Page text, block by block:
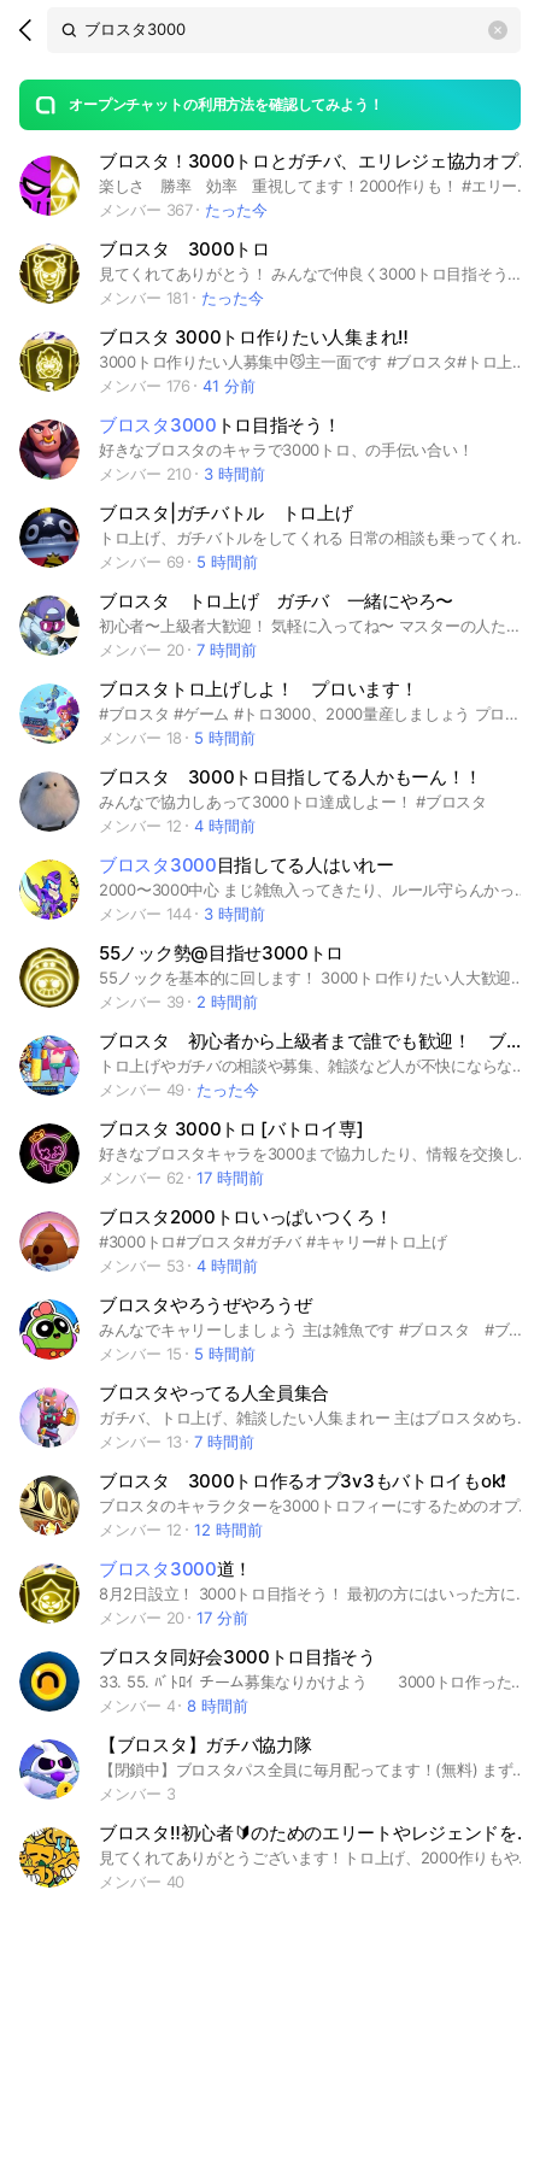
Search
OpenChats
messages
search
area
オープンチャットの利用方法を確認してみよう！
open
ブロスタ！3000トロとガチバ、エリレジェ協力オプだよ！（初心者大歓迎！）
楽しさ 勝率 効率 重視してます！2000作りも！ #エリート #レジェ #マスター #キャリー #トロ上げ #2000 #初心者 #ダイヤ #雑談 #宣伝 #2000トロ #1000トロ #ブロスタ #中級者 #上級者 #プロ #レジェ3 #レジェ1 #レジェ2 #エリ3 #中高生 #小学生 #高校生 #大学 #社会人 #野獣 #上手い #モーティス #無双 #3000 #3000トロ #ガチバトル #レジェンド #ブロンズ #ブロスタパス
メンバー 367
たった今
ブロスタ 3000トロ
見てくれてありがとう！ みんなで仲良く3000トロ目指そう！ なるべく2000トロ行ってて欲しいかも... 良かったらクラブにも入って欲しいでつ 6/29 オプ作成 7/23 100人突破
メンバー 181
たった今
ブロスタ 3000トロ作りたい人集まれ‼️
3000トロ作りたい人募集中😼主一面です #ブロスタ#トロ上げ#3000
メンバー 176
41 分前
ブロスタ3000 トロ目指そう！
好きなブロスタのキャラで3000トロ、の手伝い合い！
メンバー 210
3 時間前
ブロスタ|ガチバトル トロ上げ
トロ上げ、ガチバトルをしてくれる 日常の相談も乗ってくれる 初心者大歓迎 入ったらプロフをノートに貼ってね 友達とかにこのオプチャの宣伝してね 問題あったら呼んで #ブロスタ #ガチバトル #トロ上げ #初心者 #相談 #キャリー #エリート #レジェンド #マスター #ピック #ランク #チーム #フルパ #1000トロ #2000トロ #3000トロ
メンバー 69
5 時間前
ブロスタ トロ上げ ガチバ 一緒にやろ〜
初心者〜上級者大歓迎！ 気軽に入ってね〜 マスターの人たくさんいます！ ちなみに主は下手くそです… ＃ブロスタ＃トロ上げ＃ガチバ#1000トロ#2000トロ#3000トロ#プレステージ
メンバー 20
7 時間前
ブロスタトロ上げしよ！ プロいます！
#ブロスタ #ゲーム #トロ3000、2000量産しましょう プロいるよ
メンバー 18
5 時間前
ブロスタ 3000トロ目指してる人かもーん！！
みんなで協力しあって3000トロ達成しよー！ #ブロスタ
メンバー 12
4 時間前
ブロスタ3000目指してる人はいれー
2000〜3000中心 まじ雑魚入ってきたり、ルール守らんかったりは即蹴るからよろ
メンバー 144
3 時間前
55ノック勢@目指せ3000トロ
55ノックを基本的に回します！ 3000トロ作りたい人大歓迎🥺︎ レジェ以上は誘います🙋‍♀️ #ブロスタ #55ノック
メンバー 39
2 時間前
ブロスタ 初心者から上級者まで誰でも歓迎！ ブロスタオプ1番を目指す
トロ上げやガチバの相談や募集、雑談など人が不快にならない物ならなんでもありのオプ！ぜひ入ってみてね 入ったら抜けないよね？ ちなみに主は初心者のレジェ止まりです（ ; ; ） #ブロスタ#ブロスタガチバ#エリ#レジェ#マス#2000#3000
メンバー 49
たった今
ブロスタ 3000トロ [バトロイ専]
好きなブロスタキャラを3000まで協力したり、情報を交換したりするためのオプです。 バトロイ専用オプです。 募集or応募する際などしてってください！ ※今後の人の集まりと意見を聞いて[競技専]のオプを作る可能性あり。 会話の中で他の話をするのはOKですが、その他の募集は受け付けません。 入る前に注意として、オプ内での宣伝は一切禁止とします。 ノートに貼られていたり、コメに流されていた場合、 即退会処分させてもらいます。 また、代行や垢の販売も禁止です。 ルールを守ってやっていきましょう。 最後に3000をキャリーされて行ける！！ と思っている方々は入って来ないでください。 キャリーで3000が行けているのならば誰でも行けてます。 それを自覚して皆で協力して頑張って行きましょう。 それでは入ってくれる方々をお待ちしてますおります( . .)" #ブロスタ #3000トロ #バトロイ #ソロ #デュオ #トリオ
メンバー 62
17 時間前
ブロスタ2000トロいっぱいつくろ！
#3000トロ#ブロスタ#ガチバ #キャリー#トロ上げ
メンバー 53
4 時間前
ブロスタやろうぜやろうぜ
みんなでキャリーしましょう 主は雑魚です #ブロスタ #ブロスタエンジョイ勢 #3000トロ
メンバー 15
5 時間前
ブロスタやってる人全員集合
ガチバ、トロ上げ、雑談したい人集まれー 主はブロスタめちゃ下手です #ブロスタ#ガチバ#トロ上げ #初心者#1000#2000#3000
メンバー 13
7 時間前
ブロスタ 3000トロ作るオプ3v3もバトロイもok❗️
ブロスタのキャラクターを3000トロフィーにするためのオプ！ガチバもおけ
メンバー 12
12 時間前
ブロスタ3000道！
8月2日設立！ 3000トロ目指そう！ 最初の方にはいった方に副管渡します！ みんなでトロ上げ、ガチバしよー！ 初心者も大歓迎！ 入ったらノートにプロフィール貼ってねー！ #ブロスタ#ブロスタ3000トロ#ブロスタガチバ
メンバー 20
17 分前
ブロスタ同好会3000トロ目指そう
33. 55. ﾊﾞﾄﾛｲ チーム募集なりかけよう 3000トロ作ったら褒めます（）
メンバー 4
8 時間前
【ブロスタ】ガチバ協力隊
【閉鎖中】ブロスタパス全員に毎月配ってます！(無料) まずは見てくれてありがとう！ クリエイターが運営しています！ このオープンチャットにはガチバトル マスター,プロの方がいます！ プレゼント企画やってるよ！キャリーできます このオープンチャットのメンバーはとても優しいよ ぜひ入ってみない？誰でも歓迎だよ！ #ブロスタ#ガチバトル#フレンドバトル #ガチバ#フレバト#ブロスタ#トロ上げ#ガチバトル#盾作り#即抜け#雑談#初心者#オプイベント#クラブ #固定#ライト#400人目標#トップランカー#トロ#協力#フレンド#フレバト#レジェ帯#マスター帯#治安最高#優しい #ライブトーク#ギフト#Amazongiftcard#アマギフ#プリペイドカード#課金#無課金#キャリー#BrawlStars#brawlstars#中学生#高校生#大学生#長距離#1500#3000#5000#フルマラソン#ハーフマラソン#キャリー#代行#プロ#やぴまる#yapimaru#gan#がん#公認#みろか#あちゃぴ#くる#KURU#トロ上げ####
メンバー 3
ブロスタ‼️初心者🔰のためのエリートやレジェンドを目指す会 ガチバ トロ上げ フレバトもやってます！
見てくれてありがとうございます！トロ上げ、2000作りもやってます。 #エリート#レジェ#マスター#キャリー#トロ上げ #2000 #初心者#ダイヤ #雑談#宣伝#2000トロ#1000トロ ＃ブロスタ#中級者#上級者 ・ #プロ ＃レジェ3#レジェ1#レジェ2＃エリ3 #中高生 #小学生 ＃高校生＃大学#社会人 #3000トロ #民度 #フレバト #ブロンズ #シルバー #ゴールド #協力 #ガチバトル #ガチバ協力 #チーム #トロ上げ協力 #相互宣伝 #相互
メンバー 40